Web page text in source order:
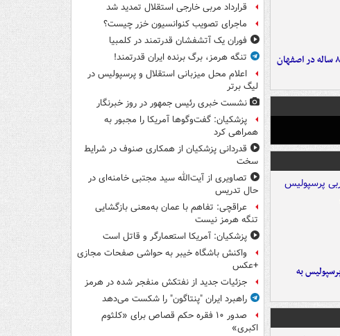
کامیون با راننده ۸ ساله در اصفهان
به
قرارداد مربی خارجی استقلال تمدید شد
ماجرای تصویب کنوانسیون خزر چیست؟
فوران یک آتشفشان قدرتمند در کلمبیا
تنگه هرمز، برگ برنده ایران قدرتمند!
اعلام محل میزبانی استقلال و پرسپولیس در
لیگ برتر
نشست خبری رئیس جمهور در روز خبرنگار
پزشکیان: گفت‌وگوها آمریکا را مجبور به
همراهی کرد
قدردانی پزشکیان از همکاری صنوف در شرایط
سخت
تصاویری از آیت‌الله سید مجتبی خامنه‌ای در
حال تدریس
عراقچی: تفاهم با عمان به‌معنی بازگشایی
تنگه هرمز نیست
پزشکیان: آمریکا استعمارگر و قاتل است
واکنش باشگاه خیبر به حواشی صفحات مجازی
+عکس
جزئیات جدید از نفتکش منفجر شده در هرمز
راهبرد ایران "پنتاگون" را شکست می‌دهد
صدور ۱۰ فقره حکم قصاص برای «کلثوم
اکبری»